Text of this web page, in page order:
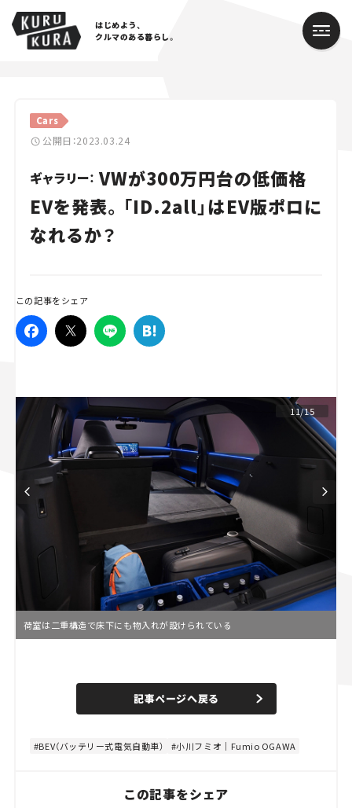
はじめよう、
クルマのある暮らし。
Cars
公開日：2023.03.24
ギャラリー： VWが300万円台の低価格
EVを発表。「ID.2all」はEV版ポロに
なれるか？
この記事をシェア
11/15
荷室は二重構造で床下にも物入れが設けられている
n
e
d
8
%
記事ページへ戻る
BEV（バッテリー式電気自動車） 小川フミオ｜Fumio OGAWA
この記事をシェア
Cars
Lifestyle
Traffic
Special
Campaign
人気のハッシュタグ